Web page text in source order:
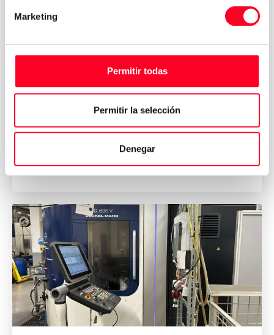
Marketing
Permitir todas
Permitir la selección
Denegar
DECKEL MAHO
DMU 50 eVo linear
Fresatrici a 5 assi
2010Italy